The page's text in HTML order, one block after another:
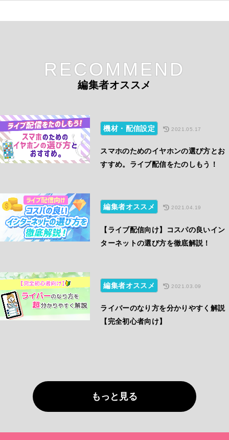
RECOMMEND
編集者オススメ
機材・配信設定 2021.05.17
スマホのためのイヤホンの選び方とお
すすめ。ライブ配信をたのしもう！
編集者オススメ 2021.04.19
【ライブ配信向け】コスパの良いイン
ターネットの選び方を徹底解説！
編集者オススメ 2021.03.09
ライバーのなり方を分かりやすく解説
【完全初心者向け】
もっと見る